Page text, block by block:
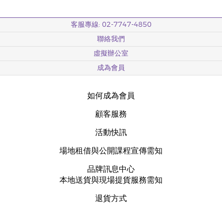
客服專線: 02-7747-4850
聯絡我們
虛擬辦公室
成為會員
如何成為會員
顧客服務
活動快訊
場地租借與公開課程宣傳需知
品牌訊息中心
本地送貨與現場提貨服務需知
退貨方式